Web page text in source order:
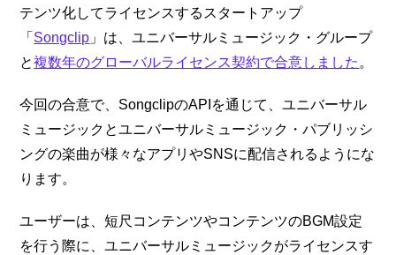
テンツ化してライセンスするスタートアップ
「 Songclip 」は、ユニバーサルミュージック・グループ
と複数年のグローバルライセンス契約で合意しました 。
今回の合意で、SongclipのAPIを通じて、ユニバーサル
ミュージックとユニバーサルミュージック・パブリッシ
ングの楽曲が様々なアプリやSNSに配信されるようにな
ります。
ユーザーは、短尺コンテンツやコンテンツのBGM設定
を行う際に、ユニバーサルミュージックがライセンスす